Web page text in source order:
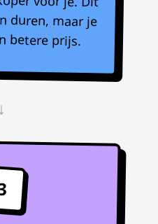
betere prijs.
↓